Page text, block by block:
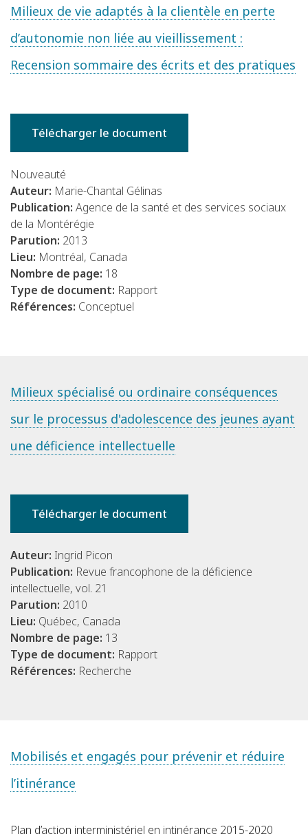
Milieux de vie adaptés à la clientèle en perte
d’autonomie non liée au vieillissement :
Recension sommaire des écrits et des pratiques
Télécharger le document
Nouveauté
Auteur: Marie-Chantal Gélinas
Publication: Agence de la santé et des services sociaux
de la Montérégie
Parution: 2013
Lieu: Montréal, Canada
Nombre de page: 18
Type de document: Rapport
Références: Conceptuel
Milieux spécialisé ou ordinaire conséquences
sur le processus d'adolescence des jeunes ayant
une déficience intellectuelle
Télécharger le document
Auteur: Ingrid Picon
Publication: Revue francophone de la déficience
intellectuelle, vol. 21
Parution: 2010
Lieu: Québec, Canada
Nombre de page: 13
Type de document: Rapport
Références: Recherche
Mobilisés et engagés pour prévenir et réduire
l’itinérance
Plan d’action interministériel en intinérance 2015-2020